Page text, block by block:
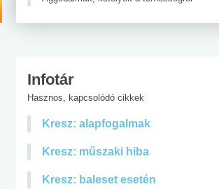
Infotár
Hasznos, kapcsolódó cikkek
Kresz: alapfogalmak
Kresz: műszaki hiba
Kresz: baleset esetén